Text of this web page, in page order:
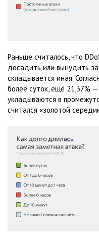
Раньше считалось, что
досадить или вынудить
складывается иная.
более суток, ещё 21,37%
укладываются в
считался «золотой